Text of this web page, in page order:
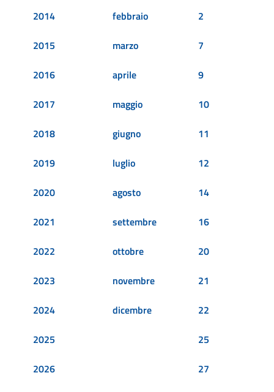
2014
2015
2016
2017
2018
2019
2020
2021
2022
2023
2024
2025
2026
febbraio
marzo
aprile
maggio
giugno
luglio
agosto
settembre
ottobre
novembre
dicembre
2
7
9
10
11
12
14
16
20
21
22
25
27